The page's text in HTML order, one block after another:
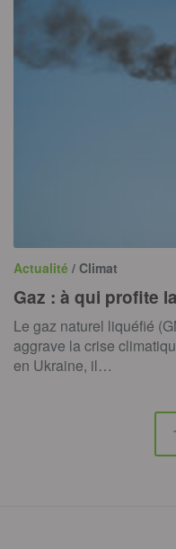
Actualité / Climat
Gaz : à qui profite
Le gaz naturel liquéfié
aggrave la crise
en Ukraine, il…